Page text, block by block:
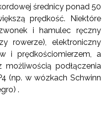
średnicy ponad 50
prędkość. Niektóre
i hamulec ręczny
rowerze), elektroniczny
i prędkościomierzem, a
podłączenia
(np. w wózkach Schwinn
.